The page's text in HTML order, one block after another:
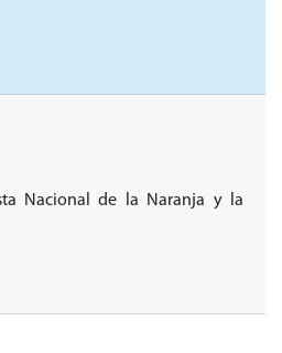
Nacional de la Naranja y la